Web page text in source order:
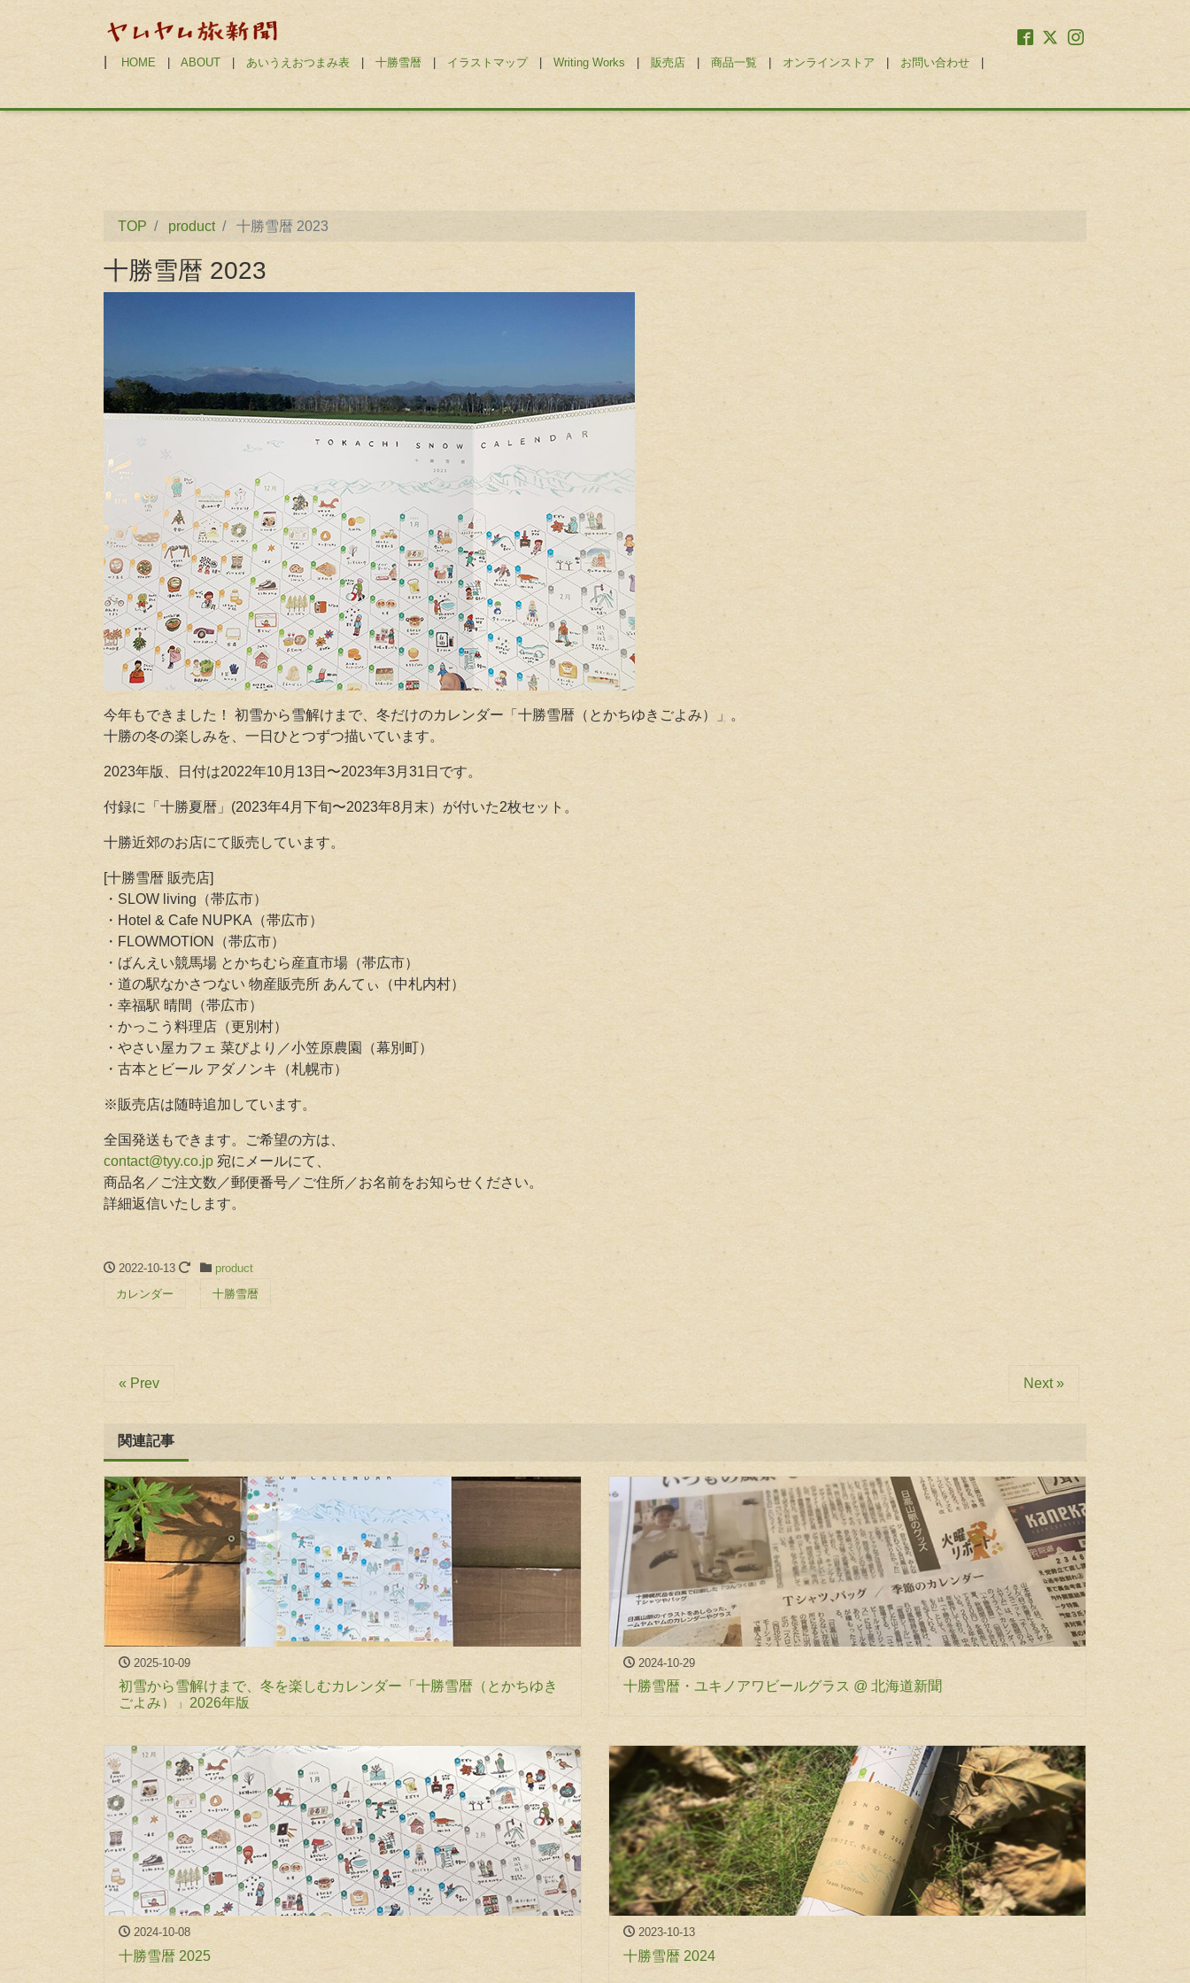
HOME ABOUT あいうえおつまみ表 十勝雪暦 イラストマップ| Writing Works 販売店 商品一覧 オンラインストア お問い合わせ
TOP product 十勝雪暦 2023
十勝雪暦 2023
今年もできました！ 初雪から雪解けまで、冬だけのカレンダー「十勝雪暦（とかちゆきごよみ）」
。
十勝の冬の楽しみを、一日ひとつずつ描いています。
2023年版、日付は2022年10月13日〜2023年3月31日です。
付録に「十勝夏暦」(2023年4月下旬〜2023年8月末）が付いた2枚セット。
十勝近郊のお店にて販売しています。
[十勝雪暦 販売店]
・SLOW living（帯広市）
・Hotel & Cafe NUPKA（帯広市）
・FLOWMOTION（帯広市）
・ばんえい競馬場 とかちむら産直市場（帯広市）
・道の駅なかさつない 物産販売所 あんてぃ（中札内村）
・幸福駅 晴間（帯広市）
・かっこう料理店（更別村）
・やさい屋カフェ 菜びより／小笠原農園（幕別町）
・古本とビール アダノンキ（札幌市）
※販売店は随時追加しています。
全国発送もできます。ご希望の方は、
contact@tyy.co.jp 宛にメールにて、
商品名／ご注文数／郵便番号／ご住所／お名前をお知らせください。
詳細返信いたします。
2022-10-13
product
カレンダー
十勝雪暦
« Prev Next »
関連記事
2025-10-09
初雪から雪解けまで、冬を楽しむカレンダー「十勝雪暦（とかちゆき
ごよみ）」2026年版
2024-10-29
十勝雪暦・ユキノアワビールグラス @ 北海道新聞
2024-10-08
十勝雪暦 2025
2023-10-13
十勝雪暦 2024